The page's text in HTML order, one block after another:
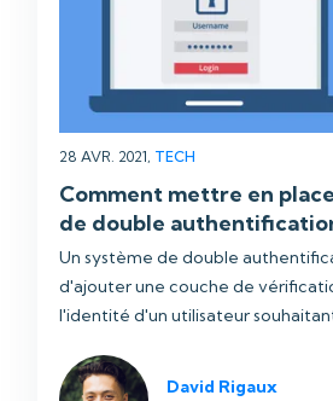
28 AVR. 2021, TECH
Comment mettre en
de double
Un système de double
d'ajouter une couche de
l'identité d'un utilisateur
David Rigaux